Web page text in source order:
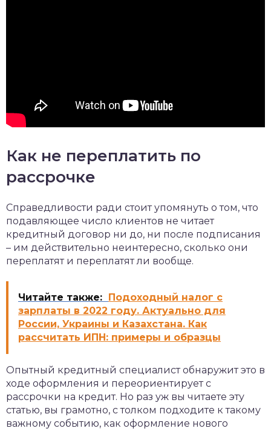
Как не переплатить по
рассрочке
Справедливости ради стоит упомянуть о том, что
подавляющее число клиентов не читает
кредитный договор ни до, ни после подписания
– им действительно неинтересно, сколько они
переплатят и переплатят ли вообще.
Читайте также: Подоходный налог с
зарплаты в 2022 году. Актуально для
России, Украины и Казахстана. Как
рассчитать ИПН: примеры и образцы
Опытный кредитный специалист обнаружит это в
ходе оформления и переориентирует с
рассрочки на кредит. Но раз уж вы читаете эту
статью, вы грамотно, с толком подходите к такому
важному событию, как оформление нового